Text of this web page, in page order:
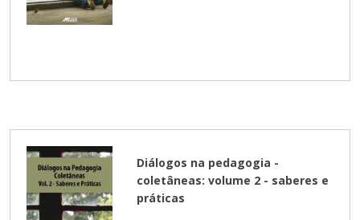
Diálogos na pedagogia -
coletâneas: volume 2 - saberes e
práticas